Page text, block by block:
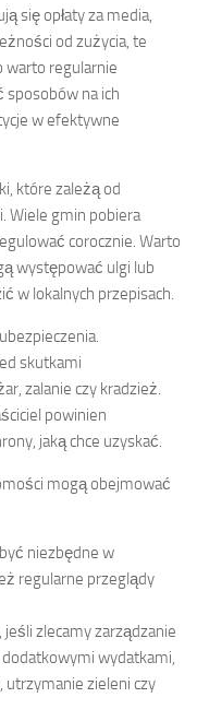
się opłaty za media,
od zużycia, te
warto regularnie
sposobów na ich
w efektywne
które zależą od
Wiele gmin pobiera
corocznie. Warto
występować ulgi lub
w lokalnych przepisach.
skutkami
zalanie czy kradzież.
powinien
jaką chce uzyskać.
mogą obejmować
niezbędne w
regularne przeglądy
zlecamy zarządzanie
wydatkami,
utrzymanie zieleni czy